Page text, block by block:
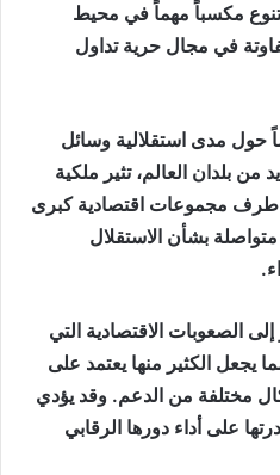
مكسباً مهماً في محيط
في مجال حرية تداول
حول مدى استقلالية وسائل
من بلدان العالم، تثير ملكية
مجموعات اقتصادية كبرى
بشأن الاستقلال
الصعوبات الاقتصادية التي
يجعل الكثير منها يعتمد على
مختلفة من الدعم. وقد يؤدي
على أداء دورها الرقابي